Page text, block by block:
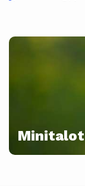
Minitalot